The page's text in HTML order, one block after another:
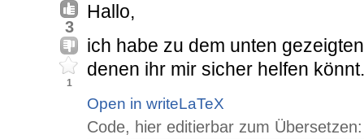
3
1
Hallo,
ich habe zu dem unten
denen ihr mir sicher helfen
Open in writeLaTeX
Code, hier editierbar zum Übersetzen: